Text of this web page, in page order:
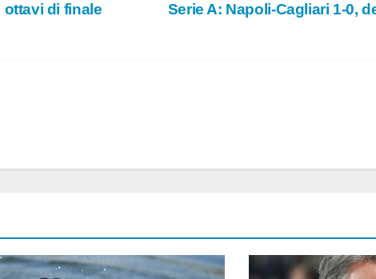
Serie A: Napoli-Cagliari 1-0,
ottavi di finale